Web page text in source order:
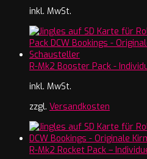
inkl. MwSt.
R-Mk2 Booster Pack -
inkl. MwSt.
zzgl. Versandkosten
R-Mk2 Rocket Pack –